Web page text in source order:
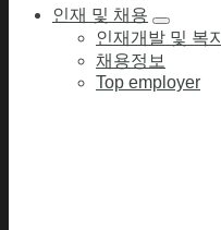
인재 및 채용
인재개발 및 복지
채용정보
Top employer